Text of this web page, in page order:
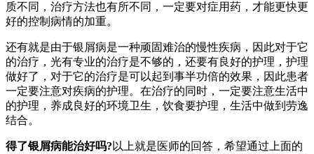
质不同，治疗方法也有所不同，一定要对症用药，才能更快更
好的控制病情的加重。
还有就是由于银屑病是一种顽固难治的慢性疾病，因此对于它
的治疗，光有专业的治疗是不够的，还要有良好的护理，护理
做好了，对于它的治疗是可以起到事半功倍的效果，因此患者
一定要注意对疾病的护理。在治疗的同时，一定要注意生活中
的护理，养成良好的环境卫生，饮食要护理，生活中做到劳逸
结合。
得了银屑病能治好吗? 以上就是医师的回答，希望通过上面的